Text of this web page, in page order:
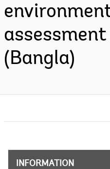
assessment
(Bangla)
INFORMATION